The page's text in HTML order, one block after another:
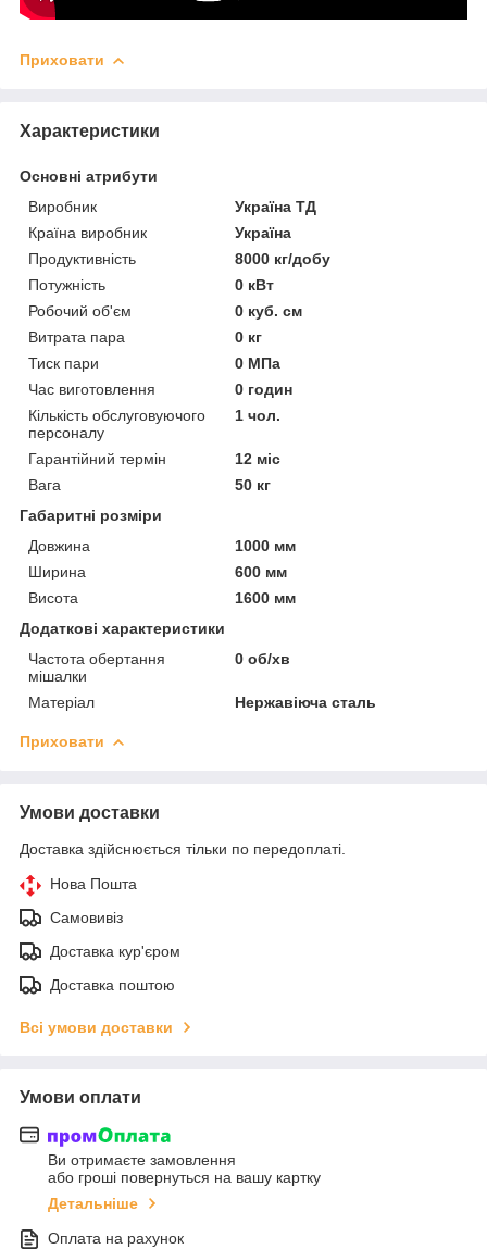
Приховати
Характеристики
Основні атрибути
Виробник
Україна ТД
Країна виробник
Україна
Продуктивність
8000 кг/добу
Потужність
0 кВт
Робочий об'єм
0 куб. см
Витрата пара
0 кг
Тиск пари
0 МПа
Час виготовлення
0 годин
Кількість обслуговуючого
персоналу
1 чол.
Гарантійний термін
12 міс
Вага
50 кг
Габаритні розміри
Довжина
1000 мм
Ширина
600 мм
Висота
1600 мм
Додаткові характеристики
Частота обертання
мішалки
0 об/хв
Матеріал Нержавіюча сталь
Приховати
Умови доставки
Доставка здійснюється тільки по передоплаті.
Нова Пошта
Самовивіз
Доставка кур'єром
Доставка поштою
Всі умови доставки
Умови оплати
Ви отримаєте замовлення
або гроші повернуться на вашу картку
Детальніше
Оплата на рахунок